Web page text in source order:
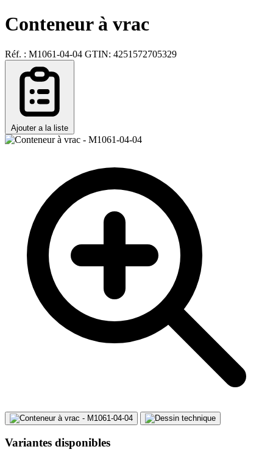
Conteneur à vrac
Réf. : M1061-04-04 GTIN: 4251572705329
Ajouter a la liste
Variantes disponibles